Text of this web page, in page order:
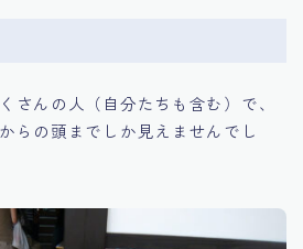
さんの人（自分たちも含む）で、
らの頭までしか見えませんでし